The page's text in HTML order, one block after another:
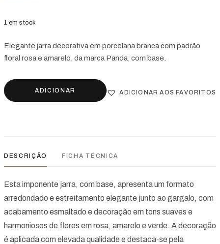
1 em stock
Elegante jarra decorativa em porcelana branca com padrão
floral rosa e amarelo, da marca Panda, com base.
ADICIONAR ADICIONAR AOS FAVORITOS
DESCRIÇÃO FICHA TÉCNICA
Esta imponente jarra, com base, apresenta um formato
arredondado e estreitamento elegante junto ao gargalo, com
acabamento esmaltado e decoração em tons suaves e
harmoniosos de flores em rosa, amarelo e verde. A decoração
é aplicada com elevada qualidade e destaca-se pela